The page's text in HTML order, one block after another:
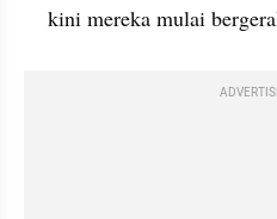
kini mereka mulai